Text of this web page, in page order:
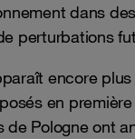
dans
perturbations
encore
en
de Pologne ont